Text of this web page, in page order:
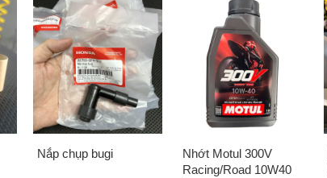
Nắp chụp bugi
Nhớt Motul 300V
Racing/Road 10W40